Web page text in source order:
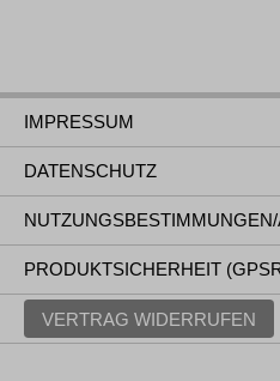
IMPRESSUM
DATENSCHUTZ
PRODUKTSICHERHEIT
VERTRAG WIDERRUFEN